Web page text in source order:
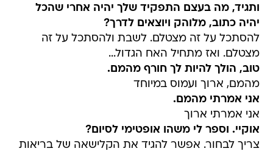
ותגיד, מה בעצם התפקיד שלך יהיה אחרי שהכל
יהיה כתוב, מלוהק ויוצאים לדרך?
להסתכל על זה מצטלם. לשבת ולהסתכל על זה
מצטלם. ואז מתחיל האח הגדול...
טוב, הולך להיות לך חורף מהמם.
מהמם, ארוך ועמוס במיוחד
אני אמרתי מהמם.
אני אמרתי ארוך
אוקיי. וספר לי משהו אופטימי לסיום?
צריך לבחור. אפשר להגיד את הקלישאה של בריאות